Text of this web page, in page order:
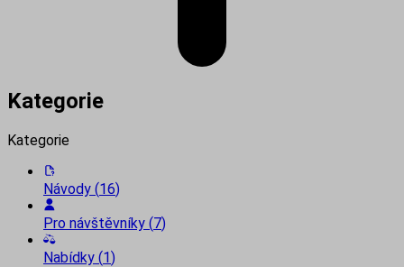
Kategorie
Kategorie
Návody (16)
Pro návštěvníky (7)
Nabídky (1)